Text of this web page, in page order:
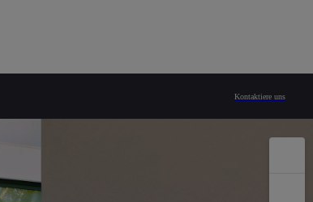
Kontaktiere uns